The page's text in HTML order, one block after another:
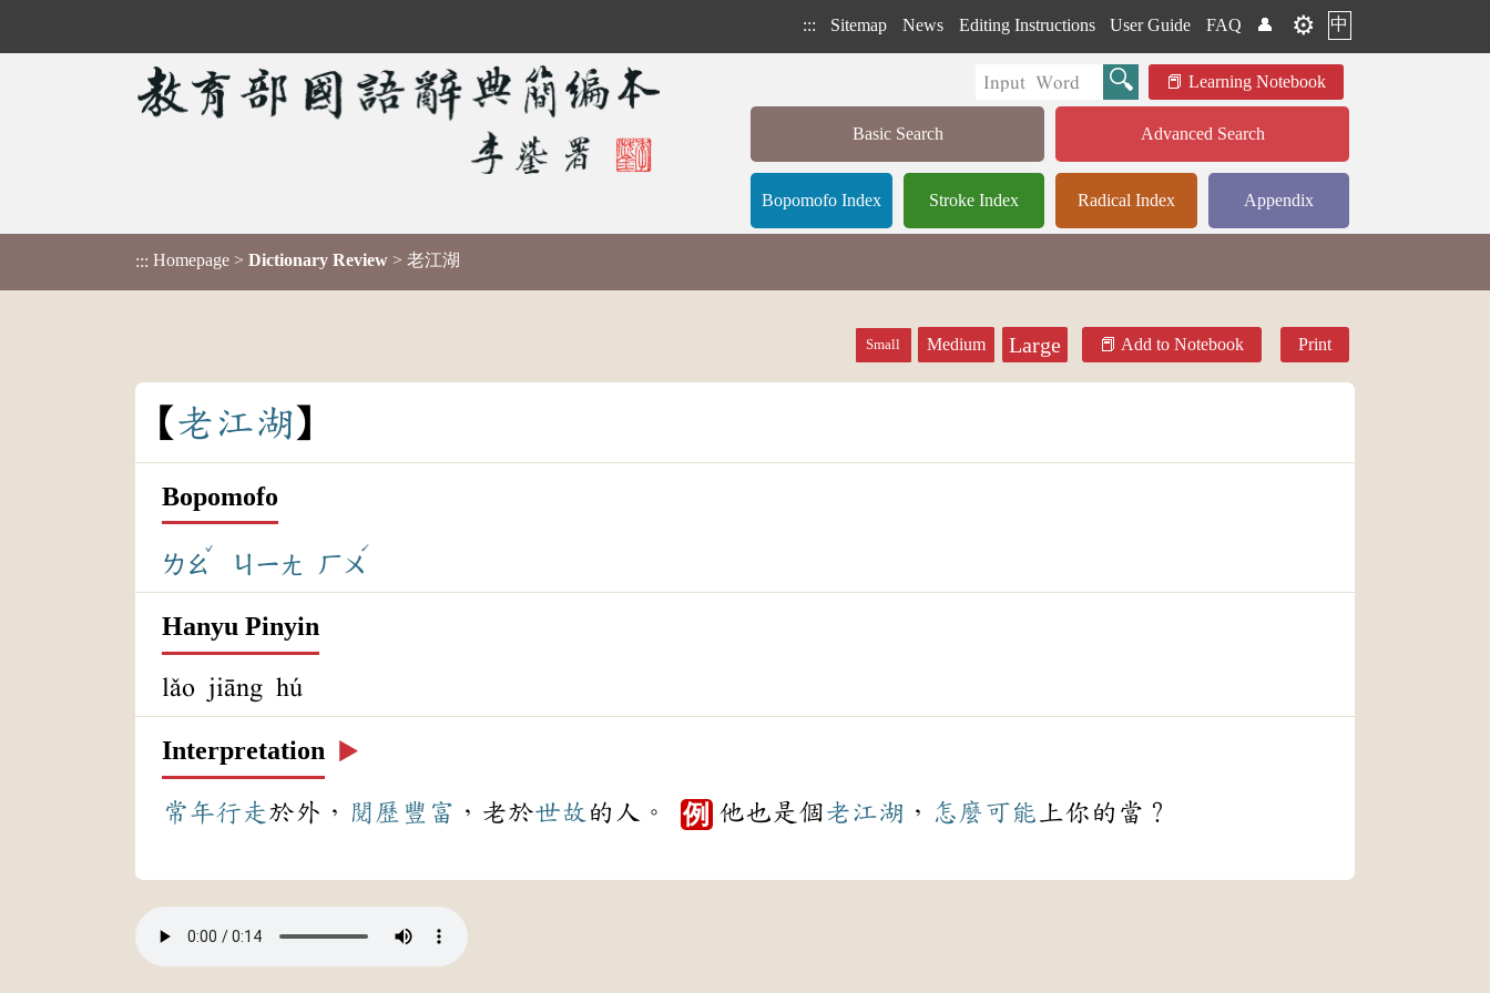
::: Sitemap News Editing Instructions User Guide FAQ 👤 ⚙️ 中
Learning Notebook
Basic Search Advanced Search
Bopomofo Index Stroke Index Radical Index Appendix
::: Homepage > Dictionary Review > 老江湖
Small Medium Large Add to Notebook Print
老江湖
Bopomofo
ㄌㄠ
ˇ
ㄐㄧㄤ ㄏㄨ
ˊ
Hanyu Pinyin
lǎo jiāng hú
Interpretation ▶️
常年行走於外， 閱歷 豐富 ，老於世故 的人。 例 他也是個老江湖 ， 怎麼可能 上你的當？